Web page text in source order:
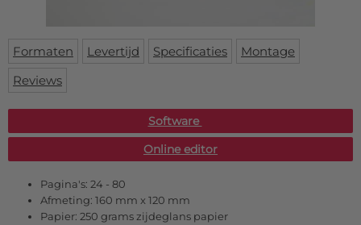
Skateboard deck
Inloggen
WhatsApp
Formaten Levertijd Specificaties
Montage
Reviews
Software
Online editor
Pagina's: 24 - 80
Afmeting: 160 mm x 120 mm
Papier: 250 grams zijdeglans papier